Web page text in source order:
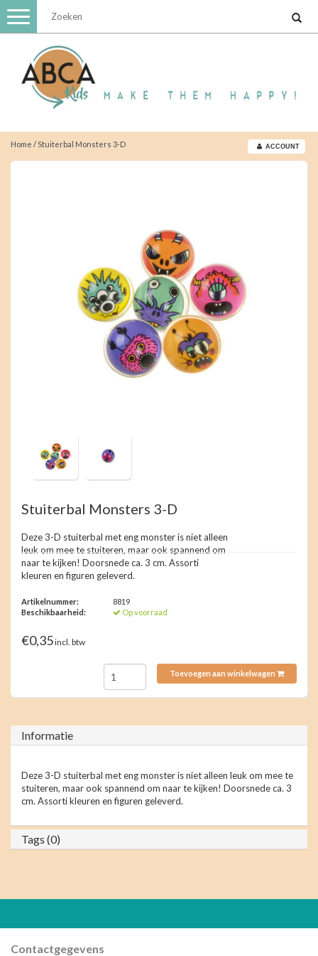
Toggle
navigation
Home / Stuiterbal Monsters 3-D ACCOUNT
Stuiterbal Monsters 3-D
Deze 3-D stuiterbal met eng monster is niet alleen
leuk om mee te stuiteren, maar ook spannend om
naar te kijken! Doorsnede ca. 3 cm. Assorti
kleuren en figuren geleverd.
Artikelnummer:
8819
Beschikbaarheid:
Op voorraad
€0,35incl. btw
Toevoegen aan winkelwagen
Informatie
Deze 3-D stuiterbal met eng monster is niet alleen leuk om mee te
stuiteren, maar ook spannend om naar te kijken! Doorsnede ca. 3
cm. Assorti kleuren en figuren geleverd.
Tags (0)
Contactgegevens